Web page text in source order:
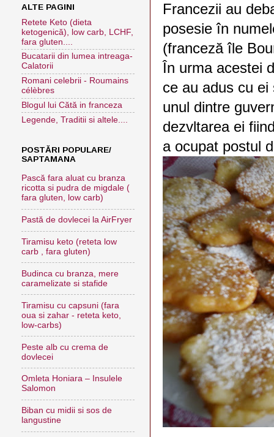
Francezii au
posesie în
(franceză île
În urma acestei
ce au adus cu ei
unul dintre
dezvltarea ei
a ocupat postul
ALTE PAGINI
Retete Keto (dieta
ketogenică), low carb, LCHF,
fara gluten....
Bucatarii din lumea intreaga-
Calatorii
Romani celebrii - Roumains
célèbres
Blogul lui Cătă in franceza
Legende, Traditii si altele....
POSTĂRI POPULARE/
SAPTAMANA
Pască fara aluat cu branza
ricotta si pudra de migdale (
fara gluten, low carb)
Pastă de dovlecei la AirFryer
Tiramisu keto (reteta low
carb , fara gluten)
Budinca cu branza, mere
caramelizate si stafide
Tiramisu cu capsuni (fara
oua si zahar - reteta keto,
low-carbs)
Peste alb cu crema de
dovlecei
Omleta Honiara – Insulele
Salomon
Biban cu midii si sos de
langustine